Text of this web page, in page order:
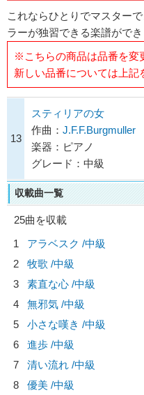
これならひとりでマスター
ラーが独習できる楽譜ができ
※こちらの商品は品番を変
新しい品番については上記
13
スティリアの女
作曲： J.F.F.Burgmuller
楽器：ピアノ
グレード：中級
収載曲一覧
25曲を収載
1
アラベスク /中級
2
牧歌 /中級
3
素直な心 /中級
4
無邪気 /中級
5
小さな嘆き /中級
6
進歩 /中級
7
清い流れ /中級
8
優美 /中級